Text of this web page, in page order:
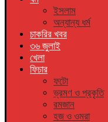
ইসলাম
অন্যান্য ধর্ম
চাকরির খবর
৩৬ জুলাই
খেলা
ফিচার
ফটো
ভ্রমণ ও প্রকৃতি
রমজান
হজ ও ওমরা